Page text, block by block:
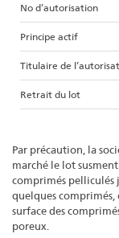
No d’autorisation
Principe actif
Titulaire de
Retrait du lot
Par précaution, la
marché le lot
comprimés pelliculés
quelques
surface des
poreux.